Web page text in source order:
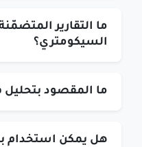
السيكومتري؟
ما المقصود بتحليل فجوات
هل يمكن استخدام